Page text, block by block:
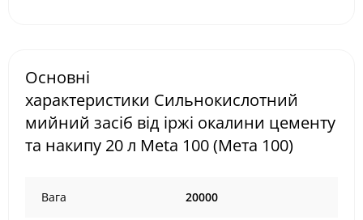
Основні
характеристики Сильнокислотний
мийний засіб від іржі окалини цементу
та накипу 20 л Meta 100 (Мета 100)
Вага 20000